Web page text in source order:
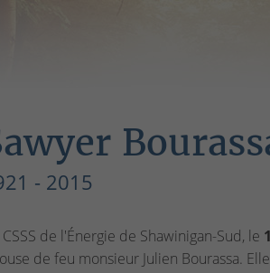
- 2015
de l'Énergie de Shawinigan-Sud, le
de feu monsieur Julien Bourassa.